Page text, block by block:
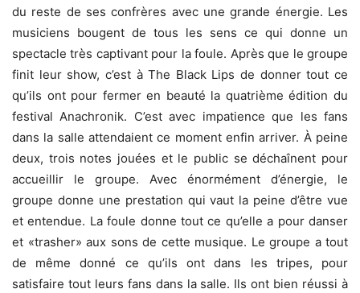
du reste de ses confrères avec une grande énergie. Les
musiciens bougent de tous les sens ce qui donne un
spectacle très captivant pour la foule. Après que le groupe
finit leur show, c’est à The Black Lips de donner tout ce
qu’ils ont pour fermer en beauté la quatrième édition du
festival Anachronik. C’est avec impatience que les fans
dans la salle attendaient ce moment enfin arriver. À peine
deux, trois notes jouées et le public se déchaînent pour
accueillir le groupe. Avec énormément d’énergie, le
groupe donne une prestation qui vaut la peine d’être vue
et entendue. La foule donne tout ce qu’elle a pour danser
et «trasher» aux sons de cette musique. Le groupe a tout
de même donné ce qu’ils ont dans les tripes, pour
satisfaire tout leurs fans dans la salle. Ils ont bien réussi à